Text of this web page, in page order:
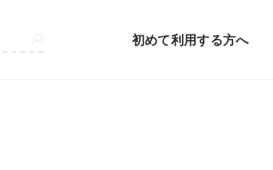
初めて利用する方へ